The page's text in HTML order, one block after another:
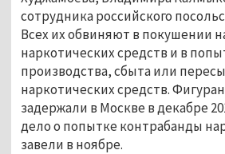
сотрудника российского
Всех их обвиняют в покушении
наркотических средств и в
производства, сбыта или
наркотических средств.
задержали в Москве в декабре
дело о попытке контрабанды
завели в ноябре.